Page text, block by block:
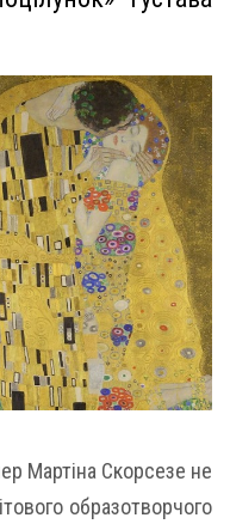
Мартіна Скорсезе не
образотворчого